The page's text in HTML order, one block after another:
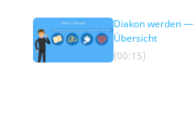
Diakon werden —
Übersicht
(00:15)